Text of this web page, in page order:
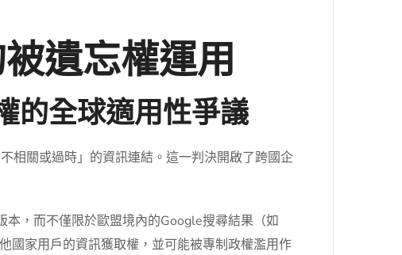
遺忘權運用
的全球適用性爭議
相關或過時」的資訊連結。這一判決開啟了跨國企
，而不僅限於歐盟境內的Google搜尋結果（如
國家用戶的資訊獲取權，並可能被專制政權濫用作